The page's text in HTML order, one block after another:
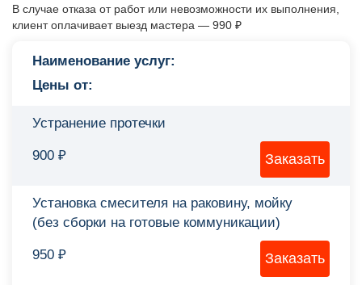
В случае отказа от работ или невозможности их выполнения,
клиент оплачивает выезд мастера — 990 ₽
Наименование услуг:
Цены от:
Устранение протечки
900 ₽
Установка смесителя на раковину, мойку
(без сборки на готовые коммуникации)
950 ₽